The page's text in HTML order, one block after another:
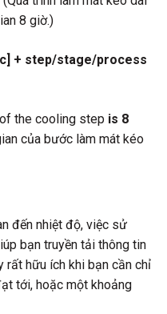
8 giờ.)
+ step/stage/process
the cooling step is 8
của bước làm mát kéo
đến nhiệt độ, việc sử
bạn truyền tải thông tin
rất hữu ích khi bạn cần chỉ
tới, hoặc một khoảng